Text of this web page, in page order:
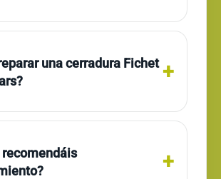
una cerradura Fichet
recomendáis